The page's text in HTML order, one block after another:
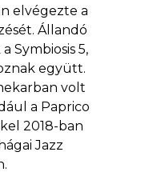
elvégezte a
Állandó
Symbiosis 5,
együtt.
volt
a Paprico
2018-ban
Jazz